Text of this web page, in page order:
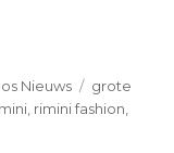
Nieuws Tags
grote
rimini fashion